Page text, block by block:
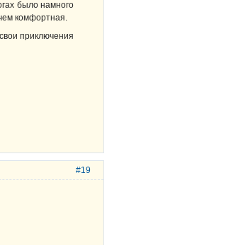
было намного
комфортная.
приключения
#19